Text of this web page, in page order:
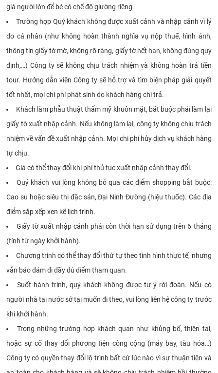
giá người lớn để bé có chế độ giường riêng.
Trường hợp Quý khách không được xuất cảnh và nhập cảnh vì lý
do cá nhân (như không hoàn thành nghĩa vụ nộp thuế, hình ảnh,
thông tin giấy tờ mờ, không rõ ràng, giấy tờ hết hạn, không đúng quy
định,…) Công ty sẽ không chịu trách nhiệm và không hoàn trả tiền
tour. Hướng dẫn viên Công ty sẽ hỗ trợ và tìm biện pháp giải quyết
tốt nhất, mọi chi phí phát sinh do khách hàng chi trả.
Khách làm phẫu thuật thẩm mỹ khuôn mặt, bắt buộc phải làm lại
giấy tờ xuất nhập cảnh. Nếu không làm lại, công ty không chịu trách
nhiệm về vấn đề xuất nhập cảnh. Mọi chi phí hủy dịch vụ khách hàng
tự chịu.
Giá có thể thay đổi khi phí thủ tục xuất nhập cảnh thay đổi.
Quý khách vui lòng không bỏ qua các điểm shopping bắt buộc:
Cao su hoặc siêu thị đặc sản, Đại Ninh Đường (hiệu thuốc). Các địa
điểm sắp xếp xen kẽ lịch trình.
Giấy tờ xuất nhập cảnh phải còn thời hạn sử dụng trên 6 tháng
(tính từ ngày khởi hành).
Chương trình có thể thay đổi thứ tự theo tình hình thực tế, nhưng
vẫn bảo đảm đi đầy đủ điểm tham quan.
Suốt hành trình, quý khách không được tự ý rời đoàn. Nếu có
người nhà tại nước sở tại muốn đi theo, vui lòng liên hệ công ty trước
khi khởi hành.
Trong những trường hợp khách quan như khủng bố, thiên tai,
hoặc sự cố thay đổi phương tiện công cộng (máy bay, tàu hỏa…)
Công ty có quyền thay đổi lộ trình bất cứ lúc nào vì sự thuận tiện và